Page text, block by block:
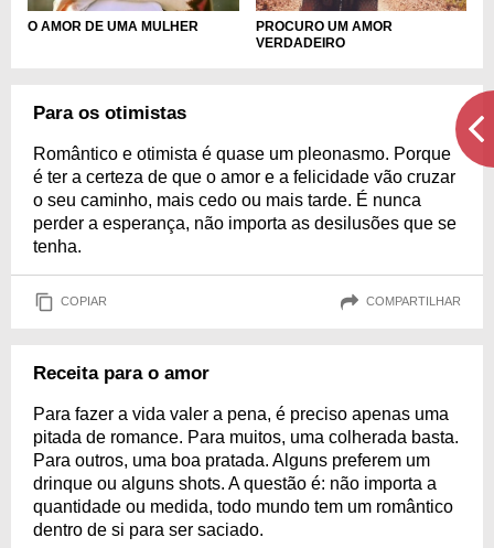
O AMOR DE UMA MULHER
PROCURO UM AMOR
VERDADEIRO
Para os otimistas
Romântico e otimista é quase um pleonasmo. Porque
é ter a certeza de que o amor e a felicidade vão cruzar
o seu caminho, mais cedo ou mais tarde. É nunca
perder a esperança, não importa as desilusões que se
tenha.
COPIAR COMPARTILHAR
Receita para o amor
Para fazer a vida valer a pena, é preciso apenas uma
pitada de romance. Para muitos, uma colherada basta.
Para outros, uma boa pratada. Alguns preferem um
drinque ou alguns shots. A questão é: não importa a
quantidade ou medida, todo mundo tem um romântico
dentro de si para ser saciado.